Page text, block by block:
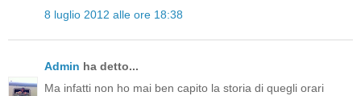
8 luglio 2012 alle ore 18:38
Admin ha detto...
Ma infatti non ho mai ben capito la storia di quegli orari